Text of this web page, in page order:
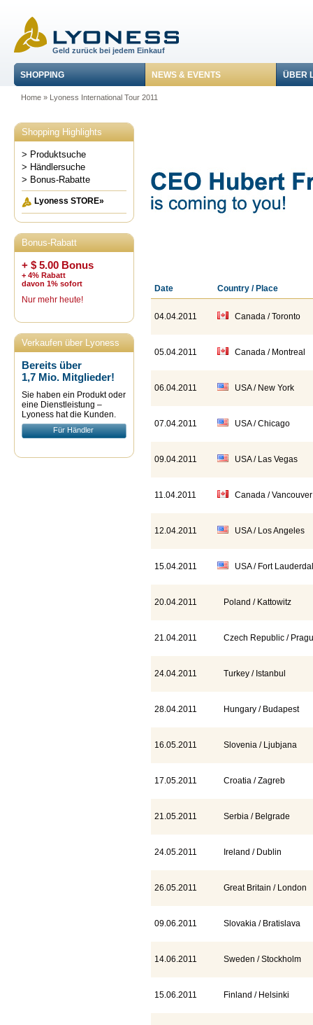
Geld zurück bei jedem Einkauf
SHOPPING NEWS & EVENTS ÜBER
Home» Lyoness International Tour 2011
Shopping Highlights
> Produktsuche
> Händlersuche
> Bonus-Rabatte
Lyoness STORE»
Bonus-Rabatt
+ $ 5.00 Bonus
+ 4% Rabatt
davon 1% sofort
Nur mehr heute!
Verkaufen über Lyoness
Bereits über
1,7 Mio. Mitglieder!
Sie haben ein Produkt oder
eine Dienstleistung –
Lyoness hat die Kunden.
Für Händler
Date Country / Place
04.04.2011 Canada / Toronto
05.04.2011 Canada / Montreal
06.04.2011 USA / New York
07.04.2011 USA / Chicago
09.04.2011 USA / Las Vegas
11.04.2011 Canada / Vancouver
12.04.2011 USA / Los Angeles
15.04.2011 USA / Fort
20.04.2011 Poland / Kattowitz
21.04.2011 Czech Republic /
24.04.2011 Turkey / Istanbul
28.04.2011 Hungary / Budapest
16.05.2011 Slovenia / Ljubjana
17.05.2011 Croatia / Zagreb
21.05.2011 Serbia / Belgrade
24.05.2011 Ireland / Dublin
26.05.2011 Great Britain / London
09.06.2011 Slovakia / Bratislava
14.06.2011 Sweden / Stockholm
15.06.2011 Finland / Helsinki